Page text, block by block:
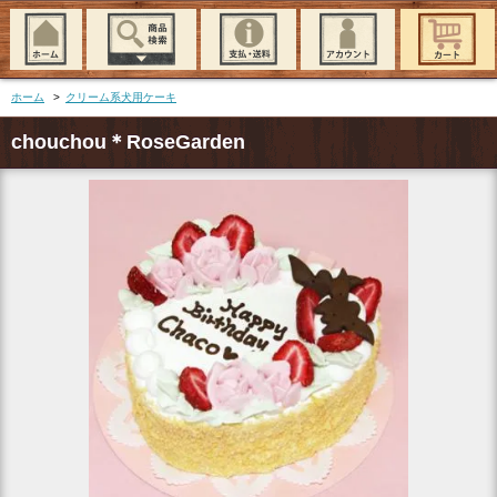
ホーム > クリーム系犬用ケーキ
chouchou＊RoseGarden